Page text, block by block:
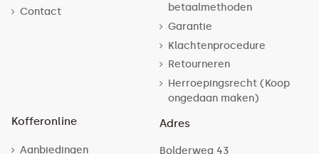
Contact
betaalmethoden
Garantie
Klachtenprocedure
Retourneren
Herroepingsrecht (Koop
ongedaan maken)
Kofferonline
Aanbiedingen
Adres
Bolderweg 43